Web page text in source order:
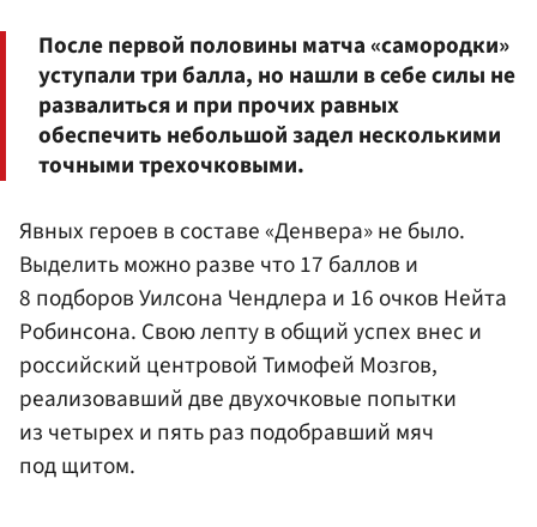
После первой половины матча «самородки»
уступали три балла, но нашли в себе силы не
развалиться и при прочих равных
обеспечить небольшой задел несколькими
точными трехочковыми.
Явных героев в составе «Денвера» не было.
Выделить можно разве что 17 баллов и
8 подборов Уилсона Чендлера и 16 очков Нейта
Робинсона. Свою лепту в общий успех внес и
российский центровой Тимофей Мозгов,
реализовавший две двухочковые попытки
из четырех и пять раз подобравший мяч
под щитом.